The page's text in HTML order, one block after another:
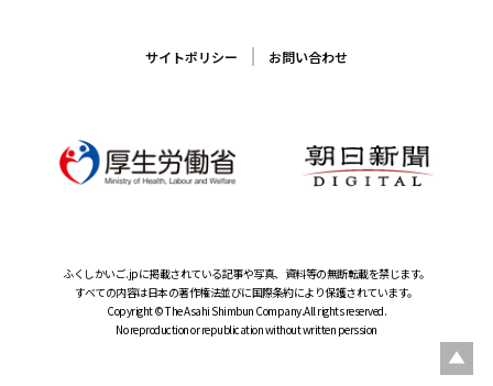
サイトポリシー お問い合わせ
ふくしかいご.jpに掲載されている記事や写真、資料等の無断転載を禁じます。
すべての内容は日本の著作権法並びに国際条約により保護されています。
Copyright © The Asahi Shimbun Company.All rights reserved.
No reproduction or republication without written perssion